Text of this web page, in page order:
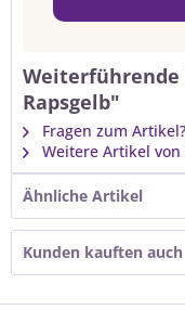
Weiterführende
Rapsgelb"
Fragen zum Artikel?
Weitere Artikel von
Ähnliche Artikel
Kunden kauften auch